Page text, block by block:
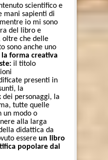
scientifico e
mani sapienti di
io mi sono
del libro e
oltre che delle
sono anche uno
la forma creativa
il titolo
presenti in
la
dei personaggi, la
tutte quelle
un modo o
alla larga
didattica da
essere un libro
popolare dai